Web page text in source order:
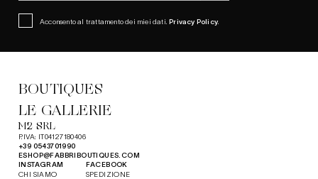
Acconsento al trattamento dei miei dati.Privacy Policy
BOUTIQUES
LE GALLERIE
M2 SRL
P.IVA: IT04127180406
+39 0543701990
ESHOP@FABBRIBOUTIQUES.COM
INSTAGRAM
FACEBOOK
CHI SIAMO
SPEDIZIONE